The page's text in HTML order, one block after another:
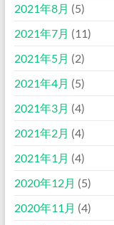
2021年8月 (5)
2021年7月 (11)
2021年5月 (2)
2021年4月 (5)
2021年3月 (4)
2021年2月 (4)
2021年1月 (4)
2020年12月 (5)
2020年11月 (4)